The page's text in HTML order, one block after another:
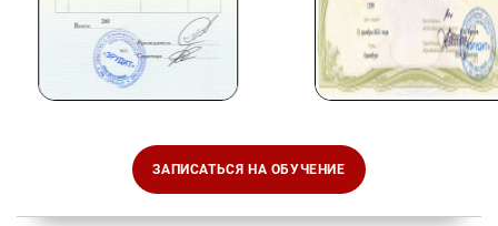
ЗАПИСАТЬСЯ НА ОБУЧЕНИЕ